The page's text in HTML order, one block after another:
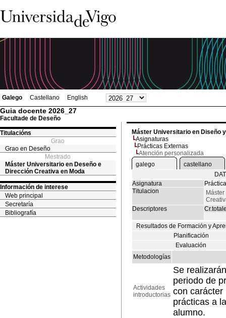
Galego Castellano English
Guia docente 2026_27
Facultade de Deseño
Titulacións
Grao
Grao en Deseño
Mestrado
Máster Universitario en Deseño e
Dirección Creativa en Moda
Información de interese
Web principal
Secretaría
Bibliografía
Máster Universitario en Diseño
Asignaturas
Prácticas Externas
Atención personalizada
galego
castellano
Asignatura
Titulacion
Descriptores
Resultados de Formación y
Planificación
Evaluación
Metodologías
Actividades
introductorias
Se
periodo de
con carácter
prácticas a
alumno.